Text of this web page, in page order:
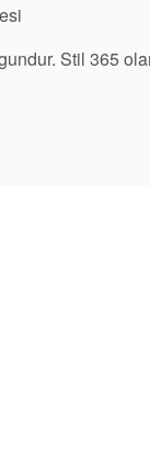
Stil 365